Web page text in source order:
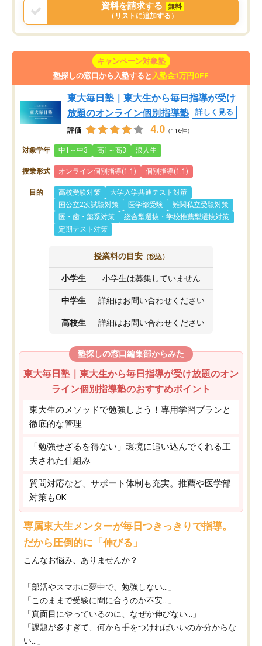
資料を請求する
無料
（リストに追加する）
キャンペーン対象塾
塾探しの窓口から入塾すると 入塾金1万円OFF
東大毎日塾｜東大生から毎日指導が受け
放題のオンライン個別指導塾
詳しく見る
評価 4.0 （116件）
対象学年 中1～中3 高1～高3 浪人生
授業形式 オンライン個別指導(1:1) 個別指導(1:1)
目的 高校受験対策
大学入学共通テスト対策
国公立2次試験対策
医学部受験
難関私立受験対策
医・歯・薬系対策
総合型選抜・学校推薦型選抜対策
定期テスト対策
授業料の目安 （税込）
小学生 小学生は募集していません
中学生 詳細はお問い合わせください
高校生 詳細はお問い合わせください
塾探しの窓口編集部からみた
東大毎日塾｜東大生から毎日指導が受け放題のオン
ライン個別指導塾のおすすめポイント
東大生のメソッドで勉強しよう！専用学習プランと
徹底的な管理
「勉強せざるを得ない」環境に追い込んでくれる工
夫された仕組み
質問対応など、サポート体制も充実。推薦や医学部
対策もOK
専属東大生メンターが毎日つきっきりで指導。
だから圧倒的に「伸びる」
こんなお悩み、ありませんか？
「部活やスマホに夢中で、勉強しない…」
「このままで受験に間に合うのか不安…」
「真面目にやっているのに、なぜか伸びない…」
「課題が多すぎて、何から手をつければいいのか分からな
い…」